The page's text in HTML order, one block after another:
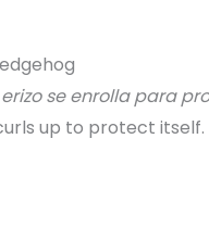
erizo se enrolla para
up to protect itself.